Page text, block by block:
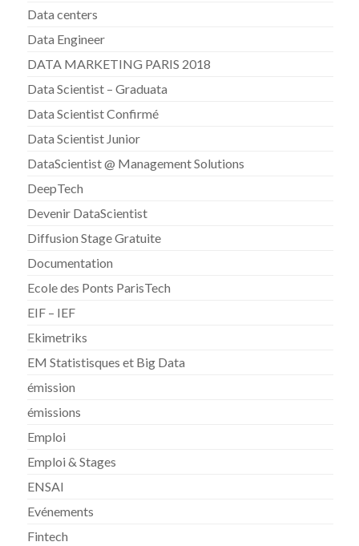
Data centers
Data Engineer
DATA MARKETING PARIS 2018
Data Scientist – Graduata
Data Scientist Confirmé
Data Scientist Junior
DataScientist @ Management Solutions
DeepTech
Devenir DataScientist
Diffusion Stage Gratuite
Documentation
Ecole des Ponts ParisTech
EIF – IEF
Ekimetriks
EM Statistisques et Big Data
émission
émissions
Emploi
Emploi & Stages
ENSAI
Evénements
Fintech